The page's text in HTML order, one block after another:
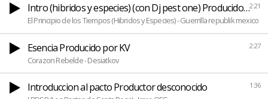
2:21
Intro (hibridos y especies) (con Dj pest one) Producido por
El Principio de los Tiempos (Hibridos y Especies) - Guerrilla republik mexico
2:27
Esencia Producido por KV
Corazon Rebelde - Desiatkov
1:36
Introduccion al pacto Productor desconocido